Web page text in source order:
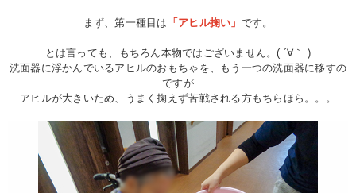
まず、第一種目は 「アヒル掬い」 です。
とは言っても、もちろん本物ではございません。( ´∀｀ )
洗面器に浮かんでいるアヒルのおもちゃを、もう一つの洗面器に移すの
ですが
アヒルが大きいため、うまく掬えず苦戦される方もちらほら。。。